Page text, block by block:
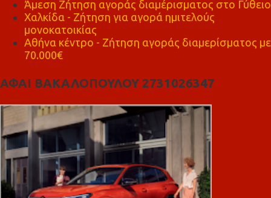
Άμεση Ζήτηση αγοράς διαμέρισματος στο Γύθειο
Χαλκίδα - Ζήτηση για αγορά ημιτελούς
μονοκατοικίας
Αθήνα κέντρο - Ζήτηση αγοράς διαμερίσματος με
70.000€
ΑΦΑΙ ΒΑΚΑΛΟΠΟΥΛΟΥ 2731026347